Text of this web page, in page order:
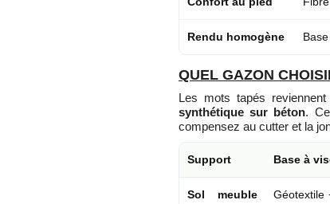
Rendu homogène
QUEL GAZON
Les mots tapés
synthétique sur béton.
compensez au cutter et la
Support Base à
Sol meuble
Géotextile